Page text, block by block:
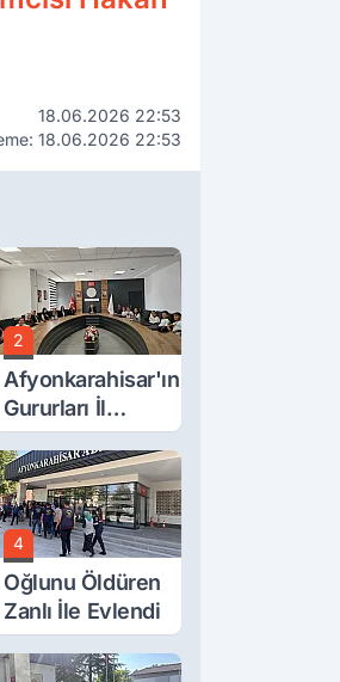
18.06.2026 22:53
18.06.2026 22:53
2
Afyonkarahisar'ın
Gururları İl
Müdürüyle
Buluştu
4
Oğlunu Öldüren
Zanlı İle Evlendi